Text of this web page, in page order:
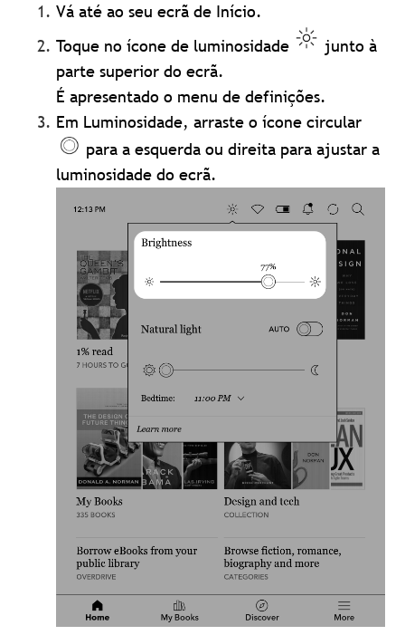
Vá até ao seu ecrã de Início.
Toque no ícone de luminosidade
junto à
parte superior do ecrã.
É apresentado o menu de definições.
Em Luminosidade, arraste o ícone circular
para a esquerda ou direita para ajustar a
luminosidade do ecrã.